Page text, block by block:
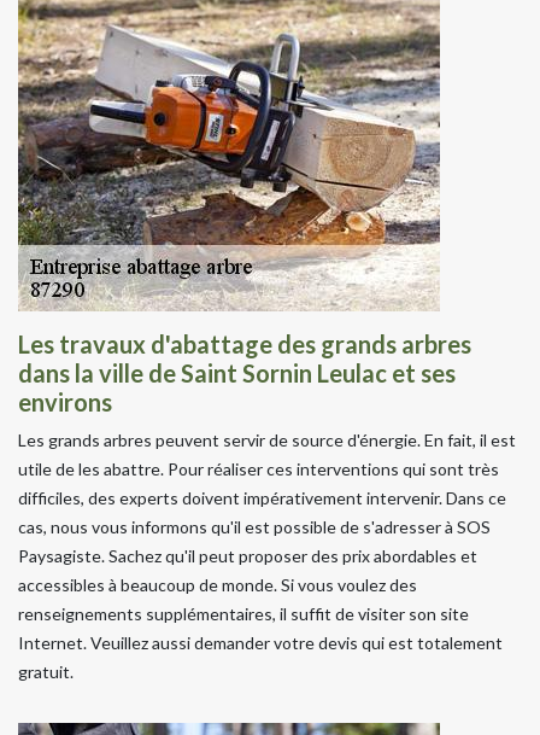
Les travaux d'abattage des grands arbres
dans la ville de Saint Sornin Leulac et ses
environs
Les grands arbres peuvent servir de source d'énergie. En fait, il est
utile de les abattre. Pour réaliser ces interventions qui sont très
difficiles, des experts doivent impérativement intervenir. Dans ce
cas, nous vous informons qu'il est possible de s'adresser à SOS
Paysagiste. Sachez qu'il peut proposer des prix abordables et
accessibles à beaucoup de monde. Si vous voulez des
renseignements supplémentaires, il suffit de visiter son site
Internet. Veuillez aussi demander votre devis qui est totalement
gratuit.